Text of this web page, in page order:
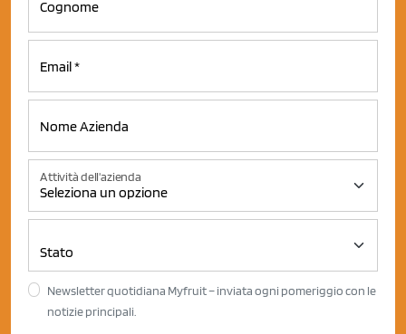
Attività dell'azienda
Newsletter quotidiana Myfruit – inviata ogni pomeriggio con le
notizie principali.